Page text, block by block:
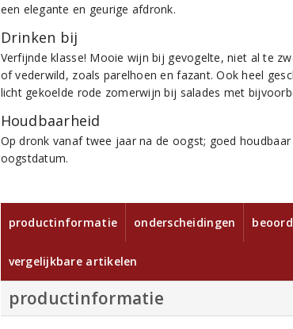
een elegante en geurige afdronk.
Drinken bij
Verfijnde klasse! Mooie wijn bij gevogelte, niet al te
of vederwild, zoals parelhoen en fazant. Ook heel
licht gekoelde rode zomerwijn bij salades met
Houdbaarheid
Op dronk vanaf twee jaar na de oogst; goed
oogstdatum.
productinformatie onderscheidingen
vergelijkbare artikelen
productinformatie